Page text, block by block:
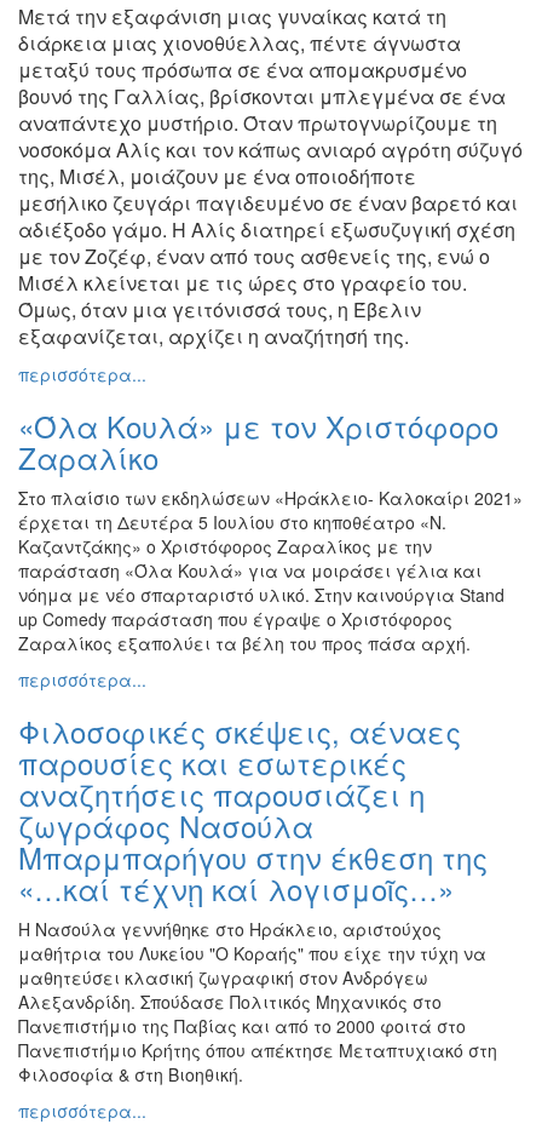
Μετά την εξαφάνιση μιας γυναίκας κατά τη
διάρκεια μιας χιονοθύελλας, πέντε άγνωστα
μεταξύ τους πρόσωπα σε ένα απομακρυσμένο
βουνό της Γαλλίας, βρίσκονται μπλεγμένα σε ένα
αναπάντεχο μυστήριο. Όταν πρωτογνωρίζουμε τη
νοσοκόμα Αλίς και τον κάπως ανιαρό αγρότη σύζυγό
της, Μισέλ, μοιάζουν με ένα οποιοδήποτε
μεσήλικο ζευγάρι παγιδευμένο σε έναν βαρετό και
αδιέξοδο γάμο. Η Αλίς διατηρεί εξωσυζυγική σχέση
με τον Ζοζέφ, έναν από τους ασθενείς της, ενώ ο
Μισέλ κλείνεται με τις ώρες στο γραφείο του.
Όμως, όταν μια γειτόνισσά τους, η Έβελιν
εξαφανίζεται, αρχίζει η αναζήτησή της.
περισσότερα...
«Όλα Κουλά» με τον Χριστόφορο
Ζαραλίκο
Στο πλαίσιο των εκδηλώσεων «Ηράκλειο- Καλοκαίρι 2021»
έρχεται τη Δευτέρα 5 Ιουλίου στο κηποθέατρο «Ν.
Καζαντζάκης» ο Χριστόφορος Ζαραλίκος με την
παράσταση «Όλα Κουλά» για να μοιράσει γέλια και
νόημα με νέο σπαρταριστό υλικό. Στην καινούργια Stand
up Comedy παράσταση που έγραψε ο Χριστόφορος
Ζαραλίκος εξαπολύει τα βέλη του προς πάσα αρχή.
περισσότερα...
Φιλοσοφικές σκέψεις, αέναες
παρουσίες και εσωτερικές
αναζητήσεις παρουσιάζει η
ζωγράφος Νασούλα
Μπαρμπαρήγου στην έκθεση της
«…καί τέχνῃ καί λογισμοῖς…»
Η Νασούλα γεννήθηκε στο Ηράκλειο, αριστούχος
μαθήτρια του Λυκείου "Ο Κοραής" που είχε την τύχη να
μαθητεύσει κλασική ζωγραφική στον Ανδρόγεω
Αλεξανδρίδη. Σπούδασε Πολιτικός Μηχανικός στο
Πανεπιστήμιο της Παβίας και από το 2000 φοιτά στο
Πανεπιστήμιο Κρήτης όπου απέκτησε Μεταπτυχιακό στη
Φιλοσοφία & στη Βιοηθική.
περισσότερα...